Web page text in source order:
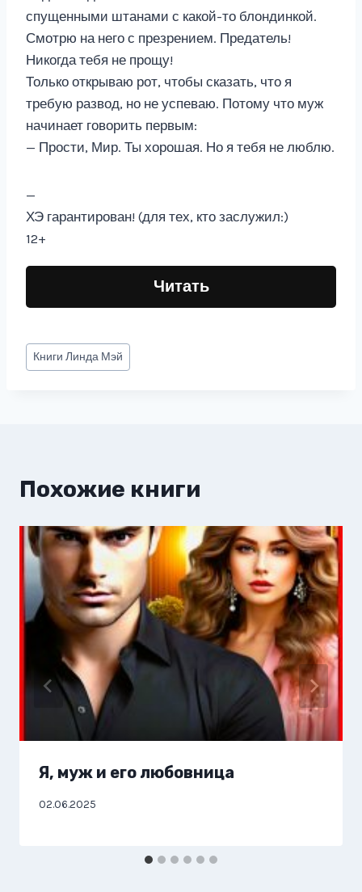
спущенными штанами с какой-то блондинкой.
Смотрю на него с презрением. Предатель!
Никогда тебя не прощу!
Только открываю рот, чтобы сказать, что я
требую развод, но не успеваю. Потому что муж
начинает говорить первым:
— Прости, Мир. Ты хорошая. Но я тебя не люблю.
—
ХЭ гарантирован! (для тех, кто заслужил:)
12+
Читать
Метки
записи:
КнигиЛинда Мэй
Похожие книги
Я, муж и его любовница
02.06.2025